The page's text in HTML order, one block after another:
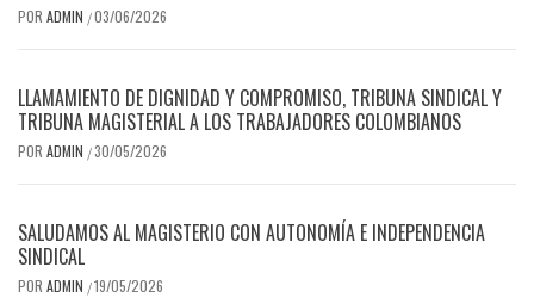
POR ADMIN /03/06/2026
LLAMAMIENTO DE DIGNIDAD Y COMPROMISO, TRIBUNA SINDICAL Y
TRIBUNA MAGISTERIAL A LOS TRABAJADORES COLOMBIANOS
POR ADMIN /30/05/2026
SALUDAMOS AL MAGISTERIO CON AUTONOMÍA E INDEPENDENCIA
SINDICAL
POR ADMIN /19/05/2026